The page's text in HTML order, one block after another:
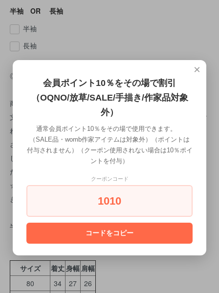
半袖 OR 長袖
半袖
長袖
◎納期について
商品はご注文頂いた時点でオーダー順に作成に入ります。 ご注
文受付日より約1ヵ月後の仕上がりになります。 検品で問題なけ
ればすぐに出荷致します。 商品検品時に不良があった場合は、
さらに10日程お時間をいただきます。※手描きのため、納期に関
してのご希望はお伺いすることが難しいため、 予め、ご了承く
ださいませ。
☆手描きTシャツは1枚1枚洗いにかけている為 1枚1枚微妙に大
きさが異なるためご了承お願い致します。
半袖Ｔシャツサイズ表
サイズ 着丈身幅 肩幅
80
34 27
26
×
会員ポイント10％をその場で割引
（OQNO/放草/SALE/手描き/作家品対象
外）
通常会員ポイント10％をその場で使用できます。
（SALE品・womb作家アイテムは対象外）（ポイントは
付与されません）（クーポン使用されない場合は10％ポイ
ントを付与）
クーポンコード
1010
コードをコピー